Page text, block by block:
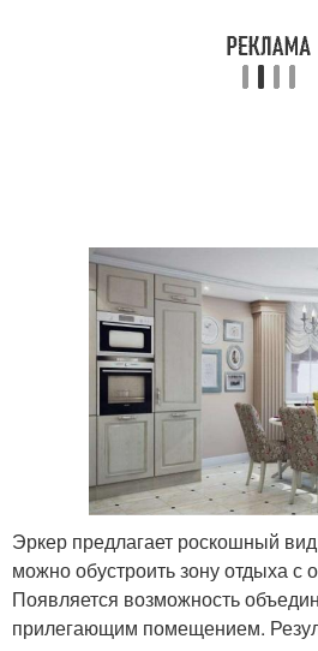
Эркер предлагает роскошный
можно обустроить зону отдыха с
Появляется возможность
прилегающим помещением.